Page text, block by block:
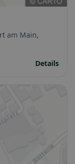
am Main,
Details